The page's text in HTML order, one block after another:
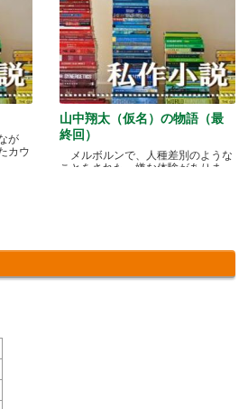
が
カウ
山中翔太（仮名）の物語（最
終回）
メルボルンで、人種差別のような
ことをされた、嫌な体験がありま